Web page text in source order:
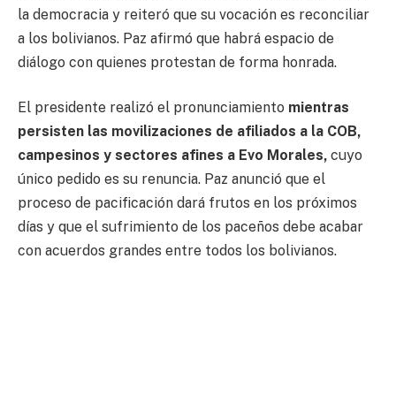
la democracia y reiteró que su vocación es reconciliar
a los bolivianos. Paz afirmó que habrá espacio de
diálogo con quienes protestan de forma honrada.
El presidente realizó el pronunciamiento mientras
persisten las movilizaciones de afiliados a la COB,
campesinos y sectores afines a Evo Morales, cuyo
único pedido es su renuncia. Paz anunció que el
proceso de pacificación dará frutos en los próximos
días y que el sufrimiento de los paceños debe acabar
con acuerdos grandes entre todos los bolivianos.